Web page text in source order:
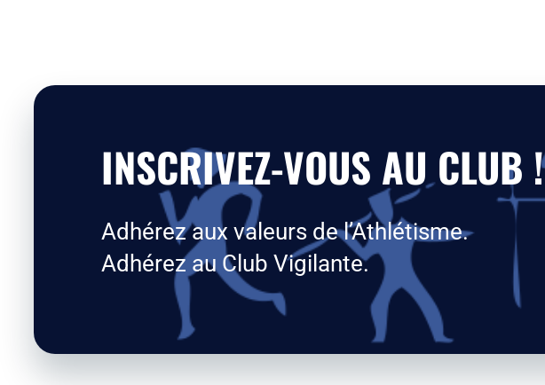
INSCRIVEZ-VOUS AU CLUB !
Adhérez aux valeurs de l’Athlétisme.
Adhérez au Club Vigilante.